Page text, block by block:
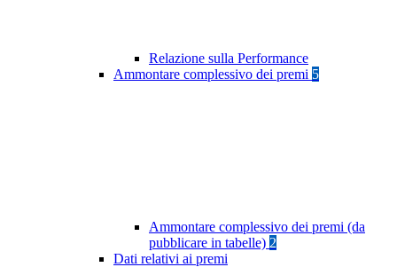
Relazione sulla Performance
Ammontare complessivo dei premi 5
Ammontare complessivo dei premi (da
pubblicare in tabelle) 2
Dati relativi ai premi